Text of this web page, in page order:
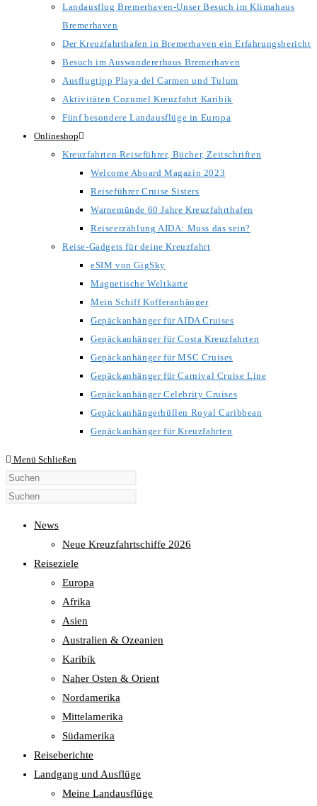
Landausflug Bremerhaven-Unser Besuch im Klimahaus
Bremerhaven
Der Kreuzfahrthafen in Bremerhaven ein Erfahrungsbericht
Besuch im Auswandererhaus Bremerhaven
Ausflugtipp Playa del Carmen und Tulum
Aktivitäten Cozumel Kreuzfahrt Karibik
Fünf besondere Landausflüge in Europa
Onlineshop
Kreuzfahrten Reiseführer, Bücher, Zeitschriften
Welcome Aboard Magazin 2023
Reiseführer Cruise Sisters
Warnemünde 60 Jahre Kreuzfahrthafen
Reiseerzählung AIDA: Muss das sein?
Reise-Gadgets für deine Kreuzfahrt
eSIM von GigSky
Magnetische Weltkarte
Mein Schiff Kofferanhänger
Gepäckanhänger für AIDA Cruises
Gepäckanhänger für Costa Kreuzfahrten
Gepäckanhänger für MSC Cruises
Gepäckanhänger für Carnival Cruise Line
Gepäckanhänger Celebrity Cruises
Gepäckanhängerhüllen Royal Caribbean
Gepäckanhänger für Kreuzfahrten
Menü Schließen
Diese
Website
News
Neue Kreuzfahrtschiffe 2026
Reiseziele
Europa
Afrika
Asien
Australien & Ozeanien
Karibik
Naher Osten & Orient
Nordamerika
Mittelamerika
Südamerika
Reiseberichte
Landgang und Ausflüge
Meine Landausflüge